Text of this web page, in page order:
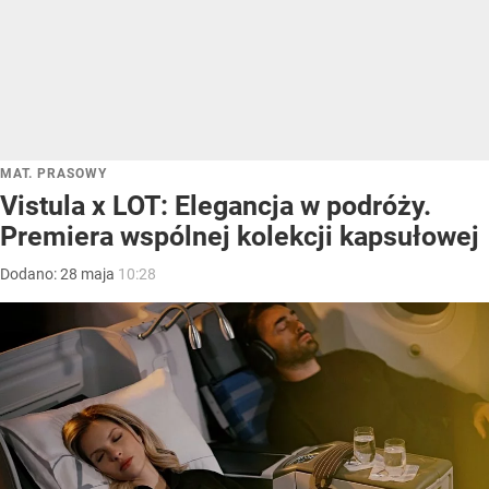
MAT. PRASOWY
Vistula x LOT: Elegancja w podróży.
Premiera wspólnej kolekcji kapsułowej
Dodano:28 maja 10:28